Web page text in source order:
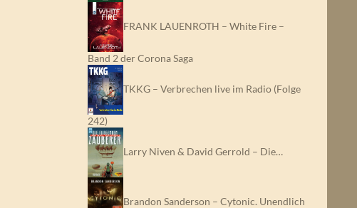
FRANK LAUENROTH – White Fire –
Band 2 der Corona Saga
TKKG – Verbrechen live im Radio (Folge
242)
Larry Niven & David Gerrold – Die…
Brandon Sanderson – Cytonic. Unendlich